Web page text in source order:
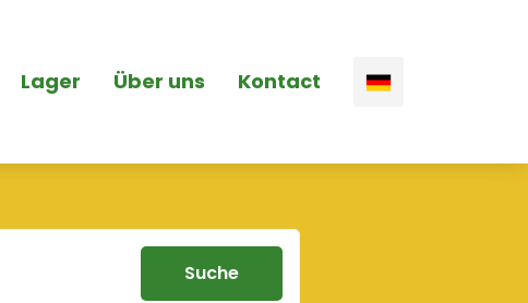
Lager Über uns Kontact